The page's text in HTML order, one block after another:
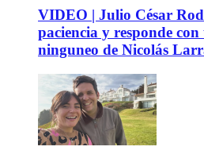
VIDEO | Julio César
paciencia y responde
ninguneo de Nicolás